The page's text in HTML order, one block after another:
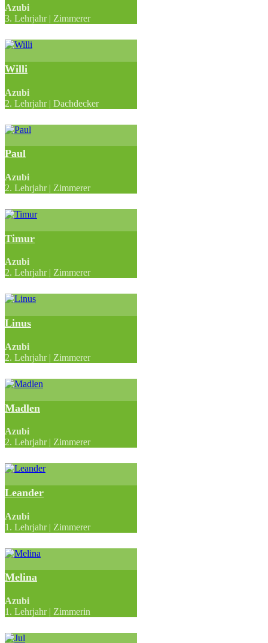
Azubi
3. Lehrjahr | Zimmerer
Willi
Azubi
2. Lehrjahr | Dachdecker
Paul
Azubi
2. Lehrjahr | Zimmerer
Timur
Azubi
2. Lehrjahr | Zimmerer
Linus
Azubi
2. Lehrjahr | Zimmerer
Madlen
Azubi
2. Lehrjahr | Zimmerer
Leander
Azubi
1. Lehrjahr | Zimmerer
Melina
Azubi
1. Lehrjahr | Zimmerin